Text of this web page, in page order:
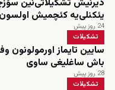
دیرنیش تشکیلاتی‌نین
یئکنلی‌یه کئچمیش
24 روز پیش
تشکیلات
سایین تایماز اورمولونون
باش ساغلیغی ساوی
28 روز پیش
تشکیلات